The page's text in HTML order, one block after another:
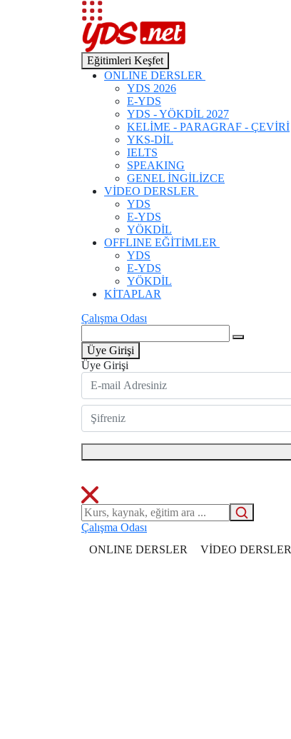
Eğitimleri Keşfet
ONLINE DERSLER
YDS 2026
E-YDS
YDS - YÖKDİL 2027
KELİME - PARAGRAF - ÇEVİRİ
YKS-DİL
IELTS
SPEAKING
GENEL İNGİLİZCE
VİDEO DERSLER
YDS
E-YDS
YÖKDİL
OFFLINE EĞİTİMLER
YDS
E-YDS
YÖKDİL
KİTAPLAR
Çalışma Odası
Üye Girişi
Üye Girişi
Çalışma Odası
ONLINE DERSLER
VİDEO DERSLER